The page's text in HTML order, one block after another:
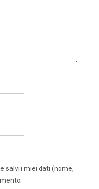
salvi i miei dati (nome,